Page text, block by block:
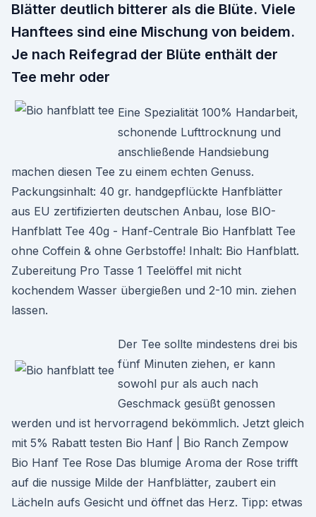
Blätter deutlich bitterer als die Blüte. Viele
Hanftees sind eine Mischung von beidem.
Je nach Reifegrad der Blüte enthält der
Tee mehr oder
Eine Spezialität 100% Handarbeit,
schonende Lufttrocknung und
anschließende Handsiebung
machen diesen Tee zu einem echten Genuss.
Packungsinhalt: 40 gr. handgepflückte Hanfblätter
aus EU zertifizierten deutschen Anbau, lose BIO-
Hanfblatt Tee 40g - Hanf-Centrale Bio Hanfblatt Tee
ohne Coffein & ohne Gerbstoffe! Inhalt: Bio Hanfblatt.
Zubereitung Pro Tasse 1 Teelöffel mit nicht
kochendem Wasser übergießen und 2-10 min. ziehen
lassen.
Der Tee sollte mindestens drei bis
fünf Minuten ziehen, er kann
sowohl pur als auch nach
Geschmack gesüßt genossen
werden und ist hervorragend bekömmlich. Jetzt gleich
mit 5% Rabatt testen Bio Hanf | Bio Ranch Zempow
Bio Hanf Tee Rose Das blumige Aroma der Rose trifft
auf die nussige Milde der Hanfblätter, zaubert ein
Lächeln aufs Gesicht und öffnet das Herz. Tipp: etwas